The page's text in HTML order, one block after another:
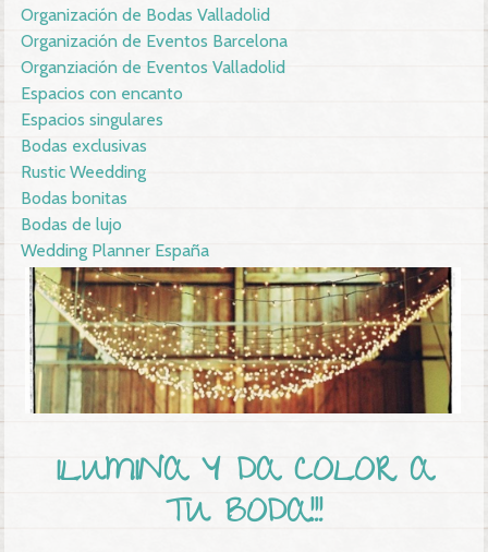
Organización de Bodas Valladolid
Organización de Eventos Barcelona
Organziación de Eventos Valladolid
Espacios con encanto
Espacios singulares
Bodas exclusivas
Rustic Weedding
Bodas bonitas
Bodas de lujo
Wedding Planner España
ILUMINA Y DA COLOR A
TU BODA!!!